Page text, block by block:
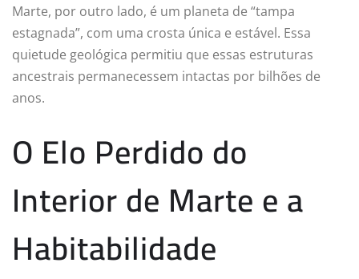
Marte, por outro lado, é um planeta de “tampa
estagnada”, com uma crosta única e estável. Essa
quietude geológica permitiu que essas estruturas
ancestrais permanecessem intactas por bilhões de
anos.
O Elo Perdido do
Interior de Marte e a
Habitabilidade